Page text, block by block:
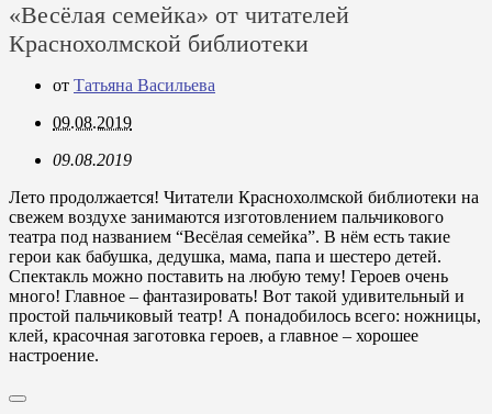
«Весёлая семейка» от читателей
Краснохолмской библиотеки
от Татьяна Васильева
09.08.2019
09.08.2019
Лето продолжается! Читатели Краснохолмской библиотеки на
свежем воздухе занимаются изготовлением пальчикового
театра под названием “Весёлая семейка”. В нём есть такие
герои как бабушка, дедушка, мама, папа и шестеро детей.
Спектакль можно поставить на любую тему! Героев очень
много! Главное – фантазировать! Вот такой удивительный и
простой пальчиковый театр! А понадобилось всего: ножницы,
клей, красочная заготовка героев, а главное – хорошее
настроение.